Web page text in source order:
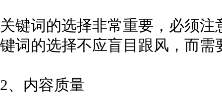
关键词的选择非常重要，必须
键词的选择不应盲目跟风，而
2、内容质量